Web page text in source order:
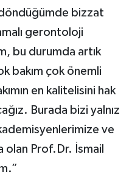
bizzat
gerontoloji
bu durumda artık
bakım çok önemli
en kalitelisini hak
Burada bizi yalnız
ve
olan Prof.Dr. İsmail